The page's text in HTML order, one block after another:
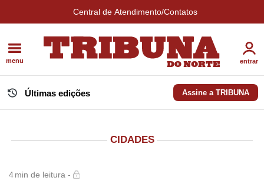
Central de Atendimento/Contatos
menu entrar
Últimas edições Assine a TRIBUNA
CIDADES
4min de leitura -